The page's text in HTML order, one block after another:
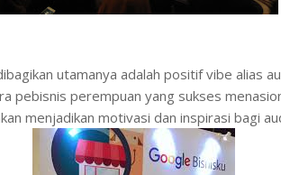
utamanya adalah positif vibe alias
pebisnis perempuan yang sukses
menjadikan motivasi dan inspirasi bagi